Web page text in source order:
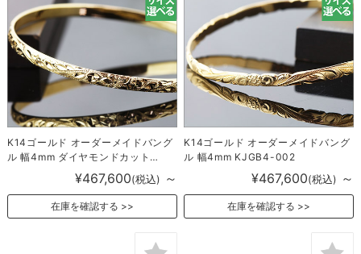
K14ゴールド オーダーメイドバング
ル 幅4mm ダイヤモンドカット
¥467,600(税込) ～
在庫を確認する
K14ゴールド オーダーメイドバング
ル 幅4mm KJGB4-002
¥467,600(税込) ～
在庫を確認する